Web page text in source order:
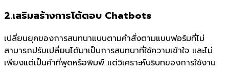
2.เสริมสร้างการโต้ตอบ Chatbots
เปลี่ยนยุคของการสนทนาแบบตามคำสั่งตามแบบฟอร์มที่ไม่
สามารถปรับเปลี่ยนได้มาเป็นการสนทนาที่ใช้ความเข้าใจ และไม่
เพียงแต่เป็นคำที่พูดหรือพิมพ์ แต่วิเคราะห์บริบทของการใช้งาน